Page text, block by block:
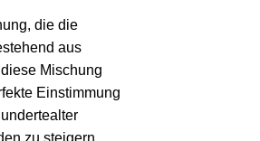
die die
aus
Mischung
Einstimmung
zu steigern.